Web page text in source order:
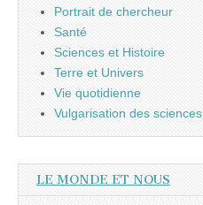
Portrait de chercheur
Santé
Sciences et Histoire
Terre et Univers
Vie quotidienne
Vulgarisation des sciences
LE MONDE ET NOUS